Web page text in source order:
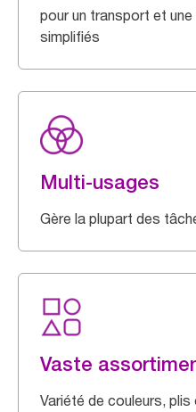
pour un transport et une
simplifiés
Multi-usages
Gère la plupart des
Vaste
Variété de couleurs,